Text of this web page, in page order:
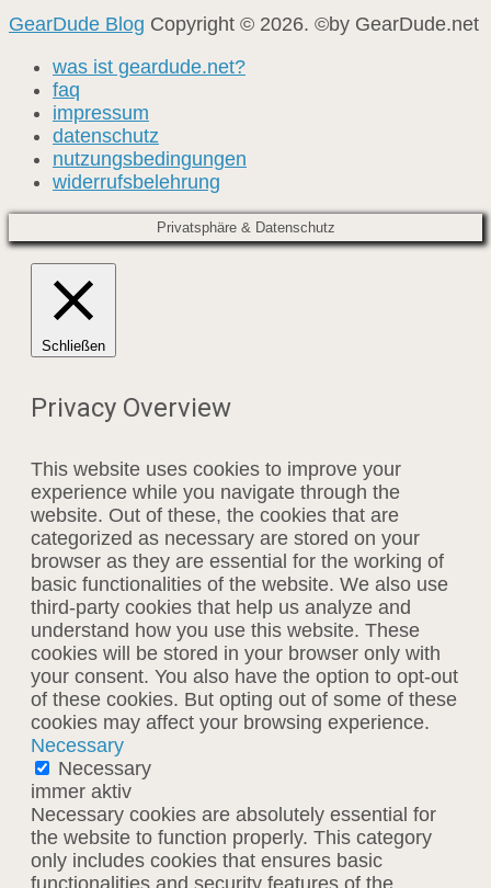
GearDude Blog Copyright © 2026. ©by GearDude.net
was ist geardude.net?
faq
impressum
datenschutz
nutzungsbedingungen
widerrufsbelehrung
Privatsphäre & Datenschutz
Schließen
Privacy Overview
This website uses cookies to improve your
experience while you navigate through the
website. Out of these, the cookies that are
categorized as necessary are stored on your
browser as they are essential for the working of
basic functionalities of the website. We also use
third-party cookies that help us analyze and
understand how you use this website. These
cookies will be stored in your browser only with
your consent. You also have the option to opt-out
of these cookies. But opting out of some of these
cookies may affect your browsing experience.
Necessary
Necessary
immer aktiv
Necessary cookies are absolutely essential for
the website to function properly. This category
only includes cookies that ensures basic